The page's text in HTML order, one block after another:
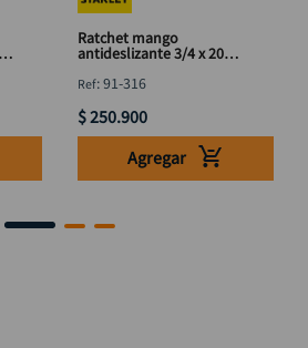
Ratchet mango
antideslizante 3/4 x 20"
:91-316
$250.900
Agregar